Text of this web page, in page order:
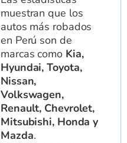
muestran que los
autos más robados
en Perú son de
marcas como Kia,
Hyundai, Toyota,
Nissan,
Volkswagen,
Renault, Chevrolet,
Mitsubishi, Honda y
Mazda.